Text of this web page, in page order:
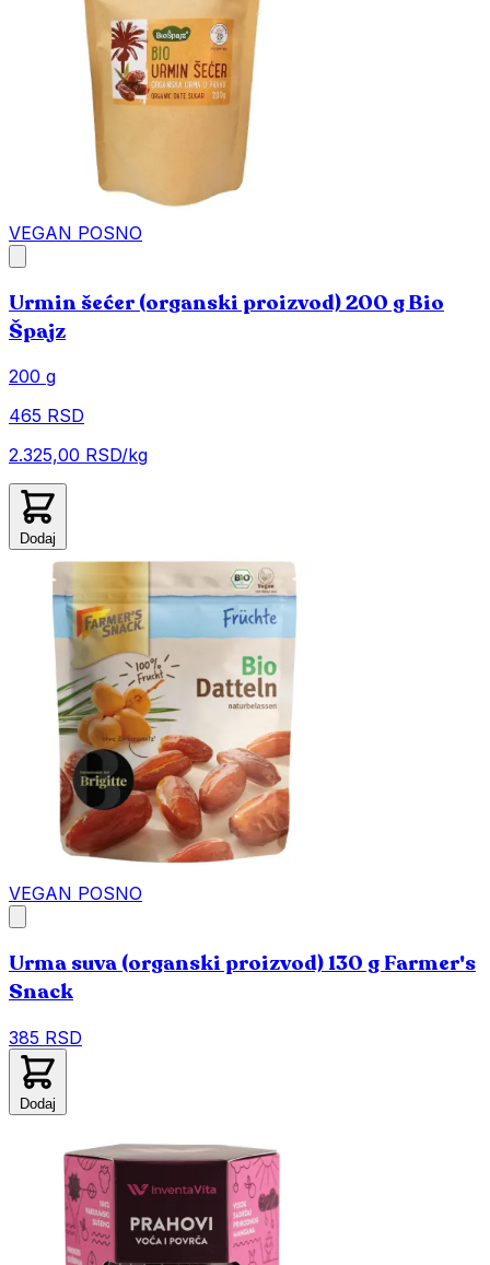
VEGAN POSNO
Urmin šećer (organski proizvod) 200 g Bio
Špajz
200 g
465 RSD
2.325,00 RSD/kg
Dodaj
VEGAN POSNO
Urma suva (organski proizvod) 130 g Farmer's
Snack
385 RSD
Dodaj